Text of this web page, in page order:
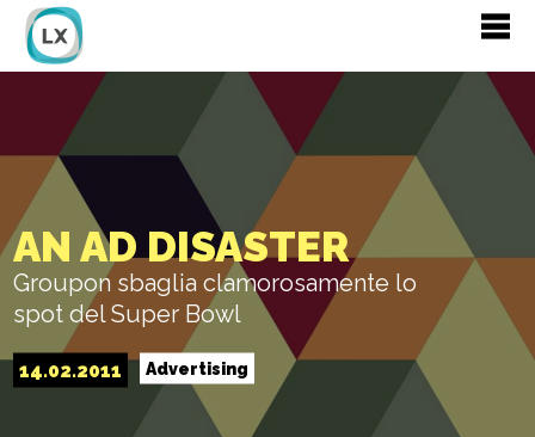
AN AD DISASTER
Groupon sbaglia clamorosamente lo
spot del Super Bowl
14.02.2011 Advertising